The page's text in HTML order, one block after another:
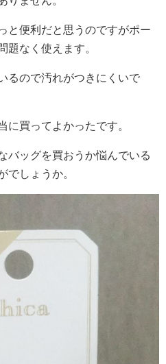
と便利だと思うのですがポー
題なく使えます。
るので汚れがつきにくいで
に買ってよかったです。
バッグを買おうか悩んでいる
でしょうか。